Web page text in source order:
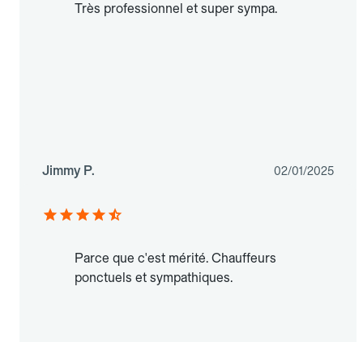
Très professionnel et super sympa.
Jimmy P. 02/01/2025
Parce que c'est mérité. Chauffeurs
ponctuels et sympathiques.